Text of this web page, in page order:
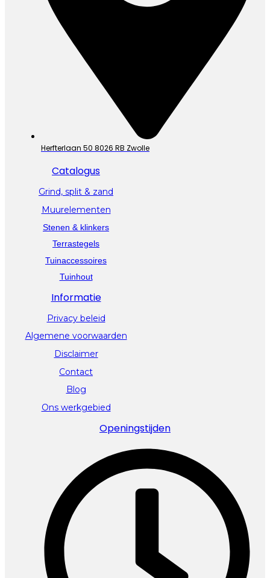
Herfterlaan 50 8026 RB Zwolle
Catalogus
Grind, split & zand
Muurelementen
Stenen & klinkers
Terrastegels
Tuinaccessoires
Tuinhout
Informatie
Privacy beleid
Algemene voorwaarden
Disclaimer
Contact
Blog
Ons werkgebied
Openingstijden